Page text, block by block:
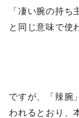
「凄い腕の持ち
と同じ意味で使
ですが、「辣腕
われるとおり、